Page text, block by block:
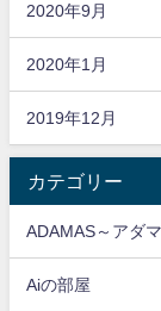
2020年9月
2020年1月
2019年12月
カテゴリー
ADAMAS～アダ
Aiの部屋